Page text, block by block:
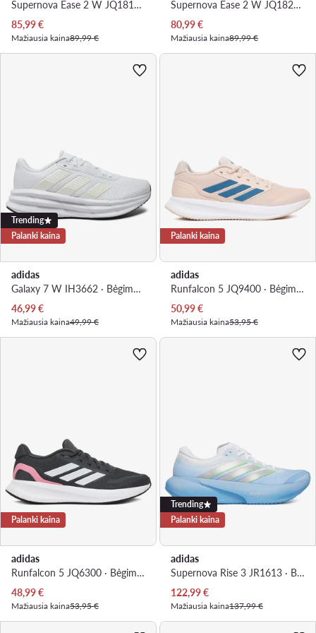
Supernova Ease 2 W JQ1817 · Bėgimo batai
Dabartinė kaina
85,99€
Mažiausia kaina89,99 €
Supernova Ease 2 W JQ1822 · Bėgimo batai
Dabartinė kaina
80,99€
Mažiausia kaina89,99 €
Trending
Palanki kaina
adidas
Galaxy 7 W IH3662 · Bėgimo batai
Dabartinė kaina
46,99€
Mažiausia kaina49,99 €
Palanki kaina
adidas
Runfalcon 5 JQ9400 · Bėgimo batai
Dabartinė kaina
50,99€
Mažiausia kaina53,95 €
Palanki kaina
adidas
Runfalcon 5 JQ6300 · Bėgimo batai
Dabartinė kaina
48,99€
Mažiausia kaina53,95 €
Trending
Palanki kaina
adidas
Supernova Rise 3 JR1613 · Bėgimo batai
Dabartinė kaina
122,99€
Mažiausia kaina137,99 €